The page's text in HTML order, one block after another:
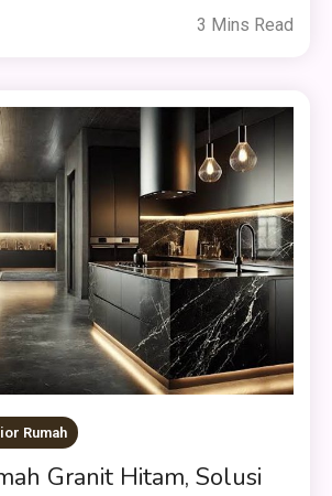
3 Mins Read
Rumah
Granit Hitam, Solusi